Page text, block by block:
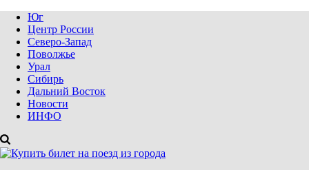
Юг
Центр России
Северо-Запад
Поволжье
Урал
Сибирь
Дальний Восток
Новости
ИНФО